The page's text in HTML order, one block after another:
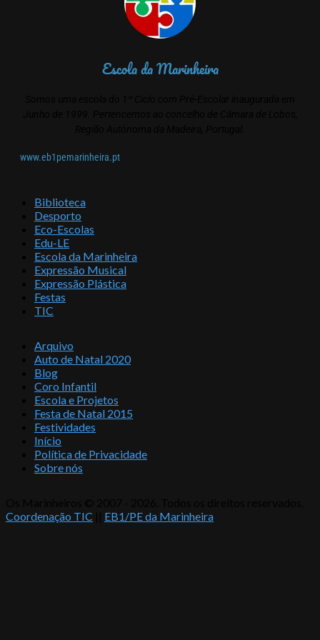
Escola da Marinheira
www.eb1pemarinheira.pt
Biblioteca
Desporto
Eco-Escolas
Edu-LE
Escola da Marinheira
Expressão Musical
Expressão Plástica
Festas
TIC
Arquivo
Auto de Natal 2020
Blog
Coro Infantil
Escola e Projetos
Festa de Natal 2015
Festividades
Início
Política de Privacidade
Sobre nós
Coordenação TIC
EB1/PE da Marinheira